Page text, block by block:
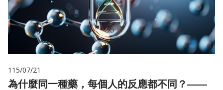
115/07/21
為什麼同一種藥，每個人的反應都不同？——